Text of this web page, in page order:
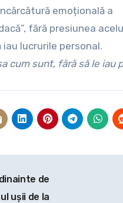
emoțională a
fără presiunea
iau lucrurile personal.
cum sunt, fără să le iau
de
ușii de la